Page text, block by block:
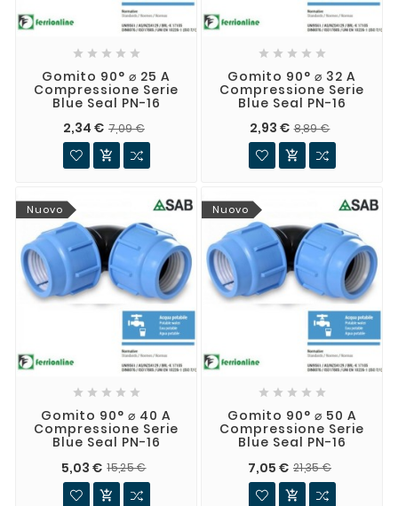
    
Gomito 90° ⌀ 25 A
Compressione Serie
Blue Seal PN-16
2,34 € 7,09 €

    
Gomito 90° ⌀ 32 A
Compressione Serie
Blue Seal PN-16
2,93 € 8,89 €

Nuovo
    
Gomito 90° ⌀ 40 A
Compressione Serie
Blue Seal PN-16
5,03 € 15,25 €

Nuovo
    
Gomito 90° ⌀ 50 A
Compressione Serie
Blue Seal PN-16
7,05 € 21,35 €
